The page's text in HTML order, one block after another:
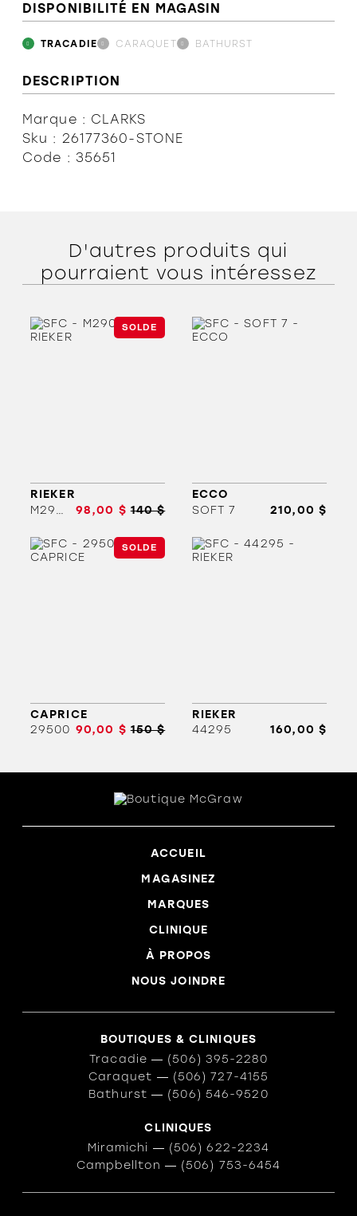
DISPONIBILITÉ EN MAGASIN
TRACADIE CARAQUET BATHURST
DESCRIPTION
Marque : CLARKS
Sku : 26177360-STONE
Code : 35651
D'autres produits qui
pourraient vous intéressez
SOLDE
RIEKER
M2902
98,00 $ 140 $
ECCO
SOFT 7
210,00 $
SOLDE
CAPRICE
29500 90,00 $ 150 $
RIEKER
44295
160,00 $
ACCUEIL
MAGASINEZ
MARQUES
CLINIQUE
À PROPOS
NOUS JOINDRE
BOUTIQUES & CLINIQUES
Tracadie ― (506) 395-2280
Caraquet ― (506) 727-4155
Bathurst ― (506) 546-9520
CLINIQUES
Miramichi ― (506) 622-2234
Campbellton ― (506) 753-6454